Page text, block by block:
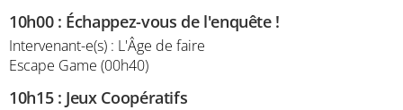
10h00: Échappez-vous de l'enquête !
Intervenant-e(s) : L'Âge de faire
Escape Game (00h40)
10h15: Jeux Coopératifs